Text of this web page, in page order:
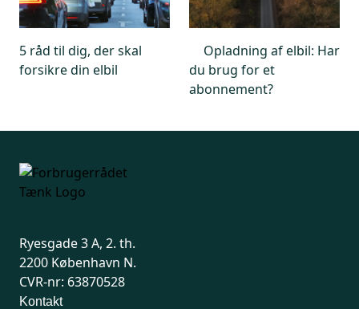
5 råd til dig, der skal
forsikre din elbil
Opladning af elbil: Har
du brug for et
abonnement?
Ryesgade 3 A, 2. th.
2200 København N.
CVR-nr: 63870528
Kontakt